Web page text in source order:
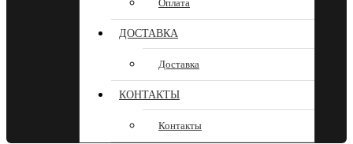
Оплата
ДОСТАВКА
Доставка
КОНТАКТЫ
Контакты